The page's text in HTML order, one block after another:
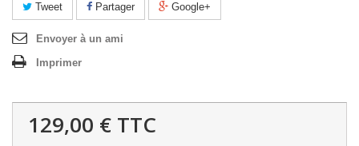
Tweet Partager Google+
Envoyer à un ami
Imprimer
129,00 € TTC